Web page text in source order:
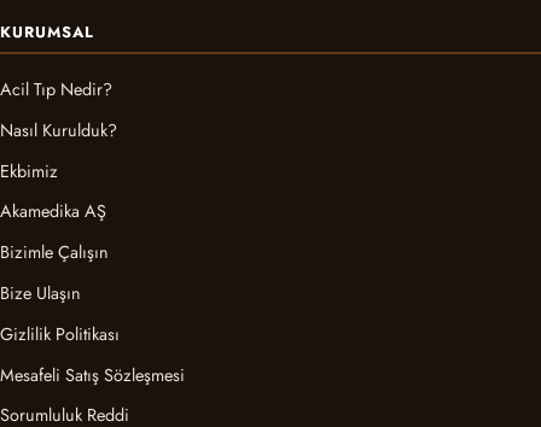
KURUMSAL
Acil Tıp Nedir?
Nasıl Kurulduk?
Ekbimiz
Akamedika AŞ
Bizimle Çalışın
Bize Ulaşın
Gizlilik Politikası
Mesafeli Satış Sözleşmesi
Sorumluluk Reddi